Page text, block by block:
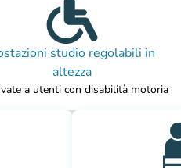
studio regolabili in
altezza
a utenti con disabilità motoria